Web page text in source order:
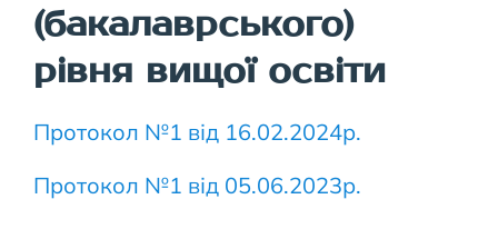
(бакалаврського)
рівня вищої освіти
Протокол №1 від 16.02.2024р.
Протокол №1 від 05.06.2023р.